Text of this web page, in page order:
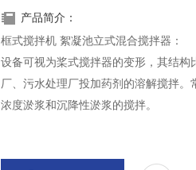
产品简介：
框式搅拌机 絮凝池立式混合搅拌器：
设备可视为桨式搅拌器的变形，其结
厂、污水处理厂投加药剂的溶解搅拌
浓度淤浆和沉降性淤浆的搅拌。